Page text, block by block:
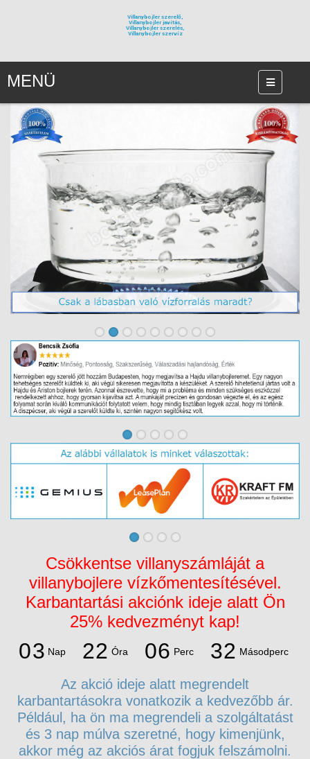
Villanybojler szerelő,
Villanybojler javítás,
Villanybojler szerelés,
Villanybojler szervíz
MENÜ
Csökkentse villanyszámláját a
villanybojlere vízkőmentesítésével.
Karbantartási akciónk ideje alatt Ön
25% kedvezményt kap!
03 Nap
2
2
2
2 Óra
0
6
6 Perc 31
2
Másodperc
Az akció ideje alatt megrendelt
karbantartásokra vonatkozik a kedvezőbb ár.
Például, ha ön ma megrendeli a szolgáltatást
és 3 nap múlva szeretné, hogy kimenjünk,
akkor még az akciós árat fogjuk felszámolni.